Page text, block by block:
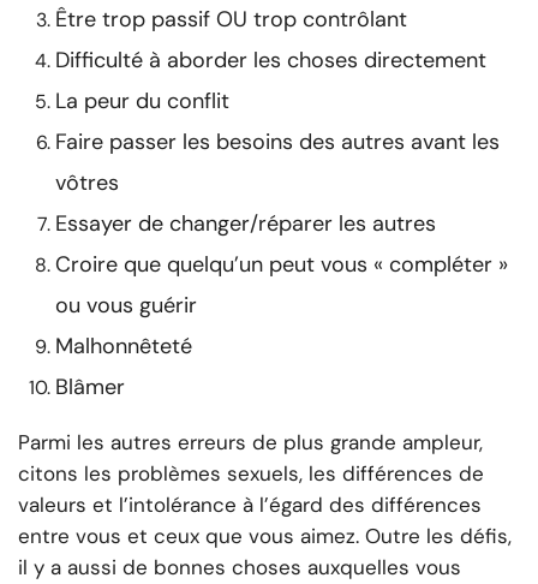
Être trop passif OU trop contrôlant
Difficulté à aborder les choses directement
La peur du conflit
Faire passer les besoins des autres avant les
vôtres
Essayer de changer/réparer les autres
Croire que quelqu’un peut vous « compléter »
ou vous guérir
Malhonnêteté
Blâmer
Parmi les autres erreurs de plus grande ampleur,
citons les problèmes sexuels, les différences de
valeurs et l’intolérance à l’égard des différences
entre vous et ceux que vous aimez. Outre les défis,
il y a aussi de bonnes choses auxquelles vous